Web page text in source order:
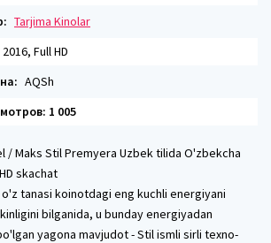
Tarjima Kinolar
2016, Full HD
AQSh
1 005
/ Maks Stil Premyera Uzbek tilida O'zbekcha
skachat
tanasi koinotdagi eng kuchli energiyani
bilganida, u bunday energiyadan
yagona mavjudot - Stil ismli sirli texno-